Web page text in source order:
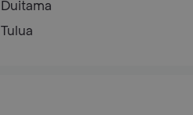
Duitama
Tulua